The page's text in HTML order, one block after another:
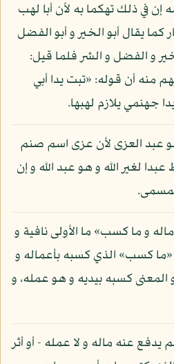
إن في ذلك تهكما به لأن أبا لهب
كما يقال أبو الخير و أبو الفضل
و الفضل و الشر فلما قيل:
منه أن قوله: «تبت يدا أبي
جهنمي يلازم لهبها.
عبد العزى لأن عزى اسم صنم
لغير الله و هو عبد الله و إن
و ما كسب» ما الأولى نافية و
«ما كسب» الذي كسبه بأعماله و
المعنى كسبه بيديه و هو عمله، و
يدفع عنه ماله و لا عمله - أو أثر